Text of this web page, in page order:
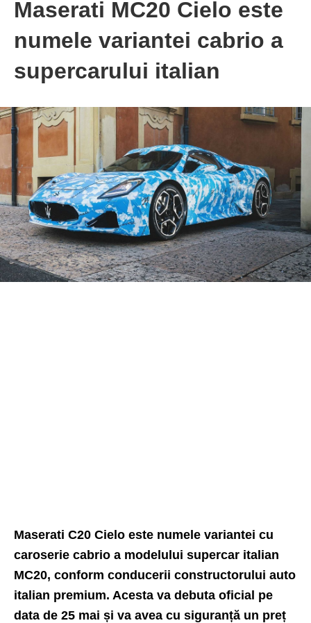
Maserati MC20 Cielo este
numele variantei cabrio a
supercarului italian
Maserati C20 Cielo este numele variantei cu
caroserie cabrio a modelului supercar italian
MC20, conform conducerii constructorului auto
italian premium. Acesta va debuta oficial pe
data de 25 mai și va avea cu siguranță un preț